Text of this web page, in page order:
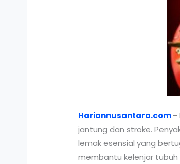
Hariannusantara.com–
jantung dan stroke.
lemak esensial yang
membantu kelenjar tubuh